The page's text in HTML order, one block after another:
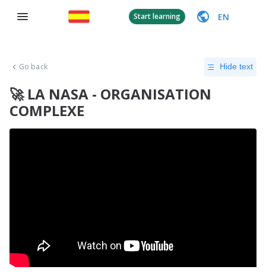
Start learning EN
Go back Hide text
🚀 LA NASA - ORGANISATION
COMPLEXE